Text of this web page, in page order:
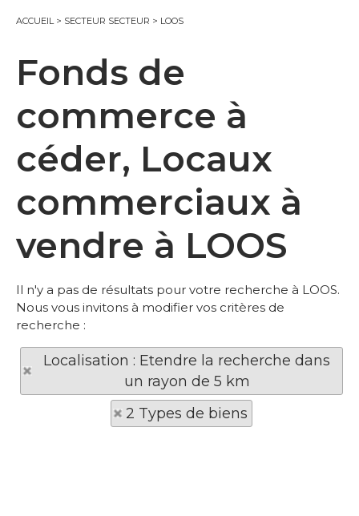
ACCUEIL> SECTEUR SECTEUR > LOOS
Fonds de
commerce à
céder, Locaux
commerciaux à
vendre à LOOS
Il n'y a pas de résultats pour votre recherche à LOOS.
Nous vous invitons à modifier vos critères de
recherche :
Localisation : Etendre la recherche dans
un rayon de 5 km
2 Types de biens